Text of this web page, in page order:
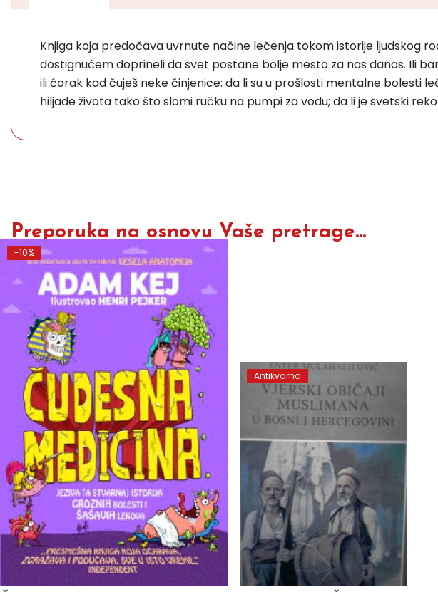
Knjiga koja predočava uvrnute načine lečenja tokom istorije ljudskog
dostignućem doprineli da svet postane bolje mesto za nas danas. Ili
ili ćorak kad čuješ neke činjenice: da li su u prošlosti mentalne bolesti
hiljade života tako što slomi ručku na pumpi za vodu; da li je svetski
Preporuka na osnovu Vaše pretrage...
-10%
Antikvarna